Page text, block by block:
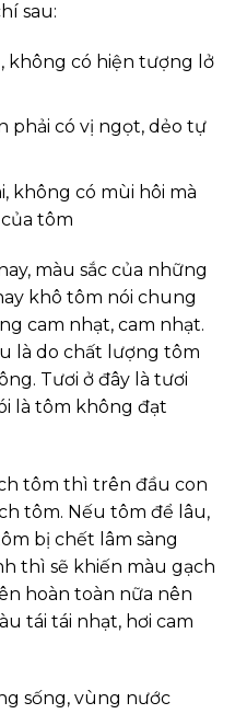
sau:
không có hiện tượng lở
phải có vị ngọt, dẻo tự
không có mùi hôi mà
tôm
màu sắc của những
khô tôm nói chung
cam nhạt, cam nhạt.
là do chất lượng tôm
Tươi ở đây là tươi
là tôm không đạt
tôm thì trên đầu con
tôm. Nếu tôm để lâu,
bị chết lâm sàng
thì sẽ khiến màu gạch
hoàn toàn nữa nên
tái tái nhạt, hơi cam
sống, vùng nước